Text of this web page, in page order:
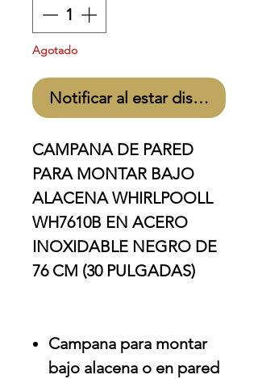
Agotado
Notificar al estar disponible
CAMPANA DE PARED
PARA MONTAR BAJO
ALACENA WHIRLPOOLL
WH7610B EN ACERO
INOXIDABLE NEGRO DE
76 CM (30 PULGADAS)
Campana para montar
bajo alacena o en pared